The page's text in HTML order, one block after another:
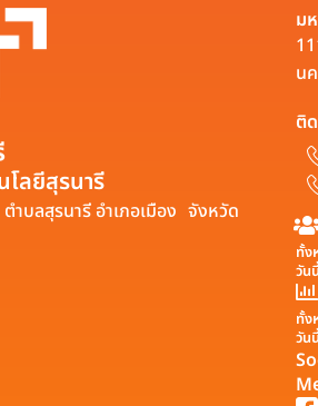
โลยีสุรนารี
ำบลสุรนารี อำเภอเมือง จังหวัด
ม
น
ติ
ทั้ง
วัน
ทั้ง
วัน